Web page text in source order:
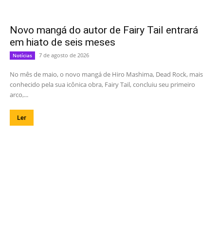
Novo mangá do autor de Fairy Tail entrará
em hiato de seis meses
Notícias 7 de agosto de 2026
No mês de maio, o novo mangá de Hiro Mashima, Dead Rock, mais
conhecido pela sua icônica obra, Fairy Tail, concluiu seu primeiro
arco,...
Ler